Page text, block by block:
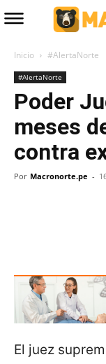
Inicio #AlertaNorte
#AlertaNorte
Poder
meses
contra
Por Macronorte.pe -
El juez